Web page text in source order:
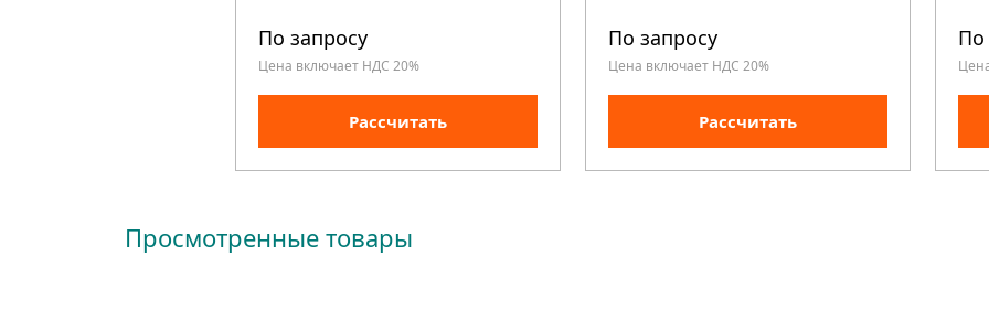
По запросу
Цена включает НДС 20%
Рассчитать
По запросу
Цена включает НДС 20%
Рассчитать
По
Просмотренные товары